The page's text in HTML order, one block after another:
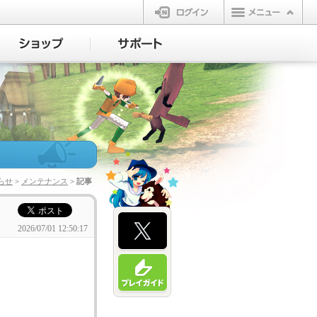
ログイン
せ > メンテナンス > 記事
2026/07/01 12:50:17